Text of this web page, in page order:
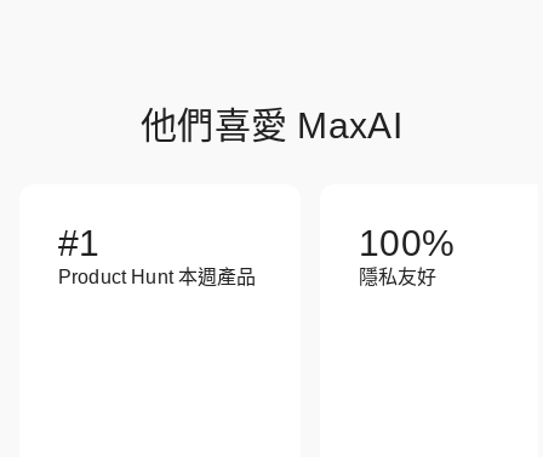
他們喜愛 MaxAI
#1
Product Hunt 本週產品
100%
隱私友好